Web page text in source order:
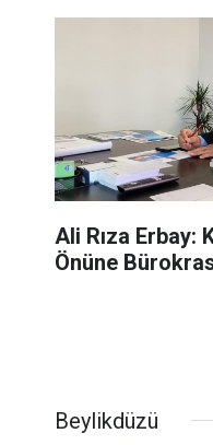
Ali Rıza Erbay:
Önüne
Beylikdüzü